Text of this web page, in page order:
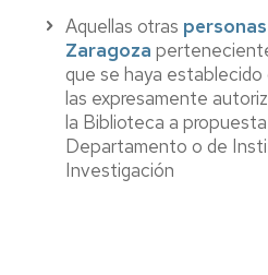
Aquellas otras
Zaragoza
que se haya
las expresamente
la Biblioteca a
Departamento o de
Investigación